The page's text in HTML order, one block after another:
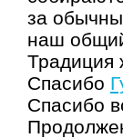
за
наш
Традиция
Спасибо
Спасибо